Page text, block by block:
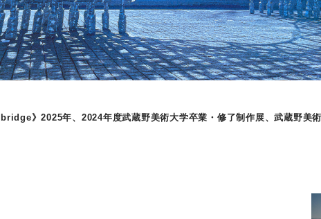
bridge》2025年、2024年度武蔵野美術大学卒業・修了制作展、武蔵野美